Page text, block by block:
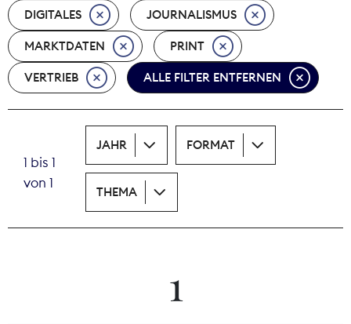
Nova Award
Pressefreiheit
Print
Recht
Tarifpolitik
Theodor-Wolff-Preis
DIGITALES JOURNALISMUS
MARKTDATEN PRINT
VERTRIEB ALLE FILTER ENTFERNEN
1 bis 1
von 1
JAHR FORMAT
THEMA
1